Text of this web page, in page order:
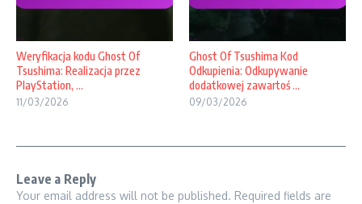
Weryfikacja kodu Ghost Of
Tsushima: Realizacja przez
PlayStation, ...
11/03/2026
Ghost Of Tsushima Kod
Odkupienia: Odkupywanie
dodatkowej zawartoś ...
09/03/2026
Leave a Reply
Your email address will not be published. Required fields are